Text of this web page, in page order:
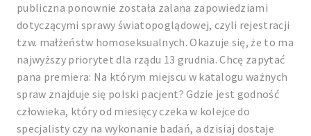
publiczna ponownie została zalana zapowiedziami
dotyczącymi sprawy światopoglądowej, czyli rejestracji
tzw. małżeństw homoseksualnych. Okazuje się, że to ma
najwyższy priorytet dla rządu 13 grudnia. Chcę zapytać
pana premiera: Na którym miejscu w katalogu ważnych
spraw znajduje się polski pacjent? Gdzie jest godność
człowieka, który od miesięcy czeka w kolejce do
specjalisty czy na wykonanie badań, a dzisiaj dostaje